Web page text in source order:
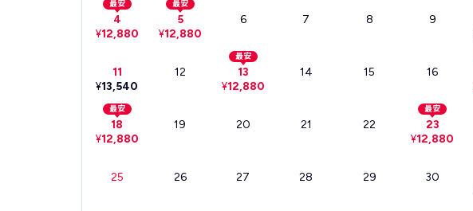
最安
4
¥12,880
最安
5
¥12,880
6 7 8 9
11
¥13,540
12
最安
13
¥12,880
14 15 16
最安
18
¥12,880
19 20 21 22
最安
23
¥12,880
25 26 27 28 29 30